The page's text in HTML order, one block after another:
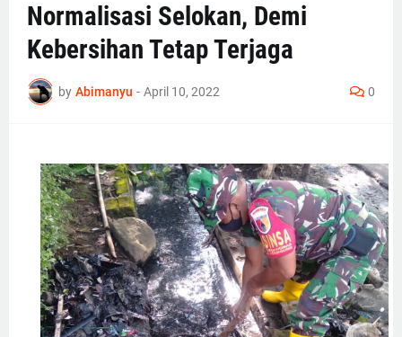
Normalisasi Selokan, Demi
Kebersihan Tetap Terjaga
by Abimanyu - April 10, 2022 0